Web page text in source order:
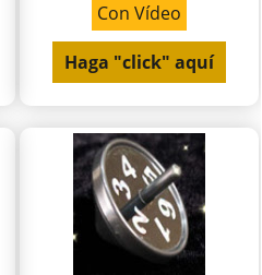
Con Vídeo
Haga "click" aquí